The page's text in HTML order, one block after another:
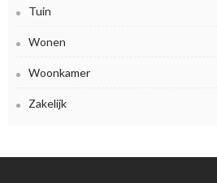
Tuin
Wonen
Woonkamer
Zakelijk